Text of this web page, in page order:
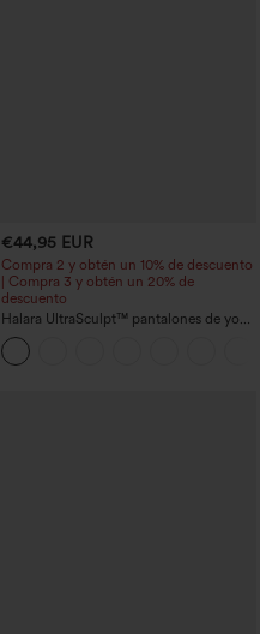
€44,95 EUR
Compra 2 y obtén un 10% de descuento
| Compra 3 y obtén un 20% de
descuento
Halara UltraSculpt™ pantalones de yoga
holgados de talle alto con control
abdominal, rayas color block y bolsillos